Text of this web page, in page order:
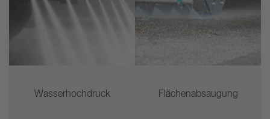
Wasserhochdruck Flächenabsaugung